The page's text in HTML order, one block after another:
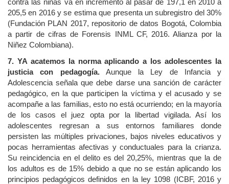
contra las niñas va en incremento al pasar de 197,1 en 2010 a
205,5 en 2016 y se estima que presenta un subregistro del 30%
(Fundación PLAN 2017, repositorio de datos Bogotá, Colombia
a partir de cifras de Forensis INML CF, 2016. Alianza por la
Niñez Colombiana).
7. YA acatemos la norma aplicando a los adolescentes la
justicia con pedagogía.Aunque la Ley de Infancia y
Adolescencia señala que debe darse una sanción de carácter
pedagógico, en la que participen la víctima y el acusado y se
acompañe a las familias, esto no está ocurriendo; en la mayoría
de los casos el juez opta por la libertad vigilada. Así los
adolescentes regresan a sus entornos familiares donde
persisten las múltiples privaciones, bajos niveles educativos y
pocas herramientas afectivas y conductuales para la crianza.
Su reincidencia en el delito es del 20,25%, mientras que la de
los adultos es de 15% debido a que no se están aplicando los
principios pedagógicos definidos en la ley 1098 (ICBF, 2016 y